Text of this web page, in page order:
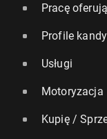
Pracę oferują
Profile
Usługi
Motoryzacja
Kupię /